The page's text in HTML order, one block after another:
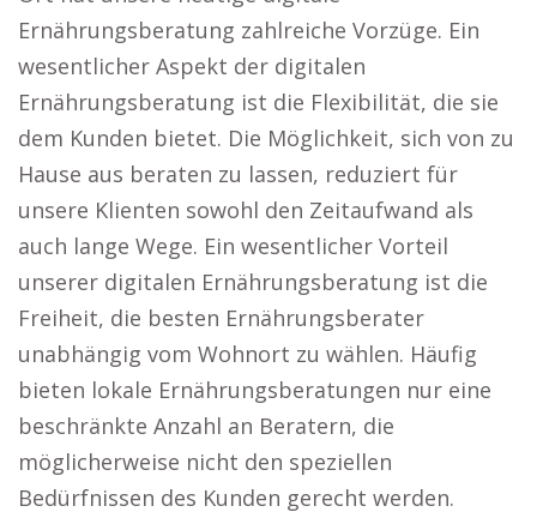
Ernährungsberatung zahlreiche Vorzüge. Ein
wesentlicher Aspekt der digitalen
Ernährungsberatung ist die Flexibilität, die sie
dem Kunden bietet. Die Möglichkeit, sich von zu
Hause aus beraten zu lassen, reduziert für
unsere Klienten sowohl den Zeitaufwand als
auch lange Wege. Ein wesentlicher Vorteil
unserer digitalen Ernährungsberatung ist die
Freiheit, die besten Ernährungsberater
unabhängig vom Wohnort zu wählen. Häufig
bieten lokale Ernährungsberatungen nur eine
beschränkte Anzahl an Beratern, die
möglicherweise nicht den speziellen
Bedürfnissen des Kunden gerecht werden.